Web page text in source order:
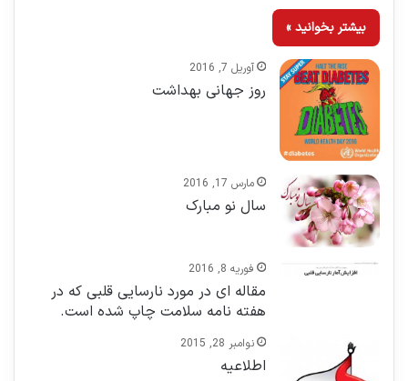
بیشتر بخوانید »
آوریل 7, 2016
روز جهانی بهداشت
مارس 17, 2016
سال نو مبارک
فوریه 8, 2016
مقاله ای در مورد نارسایی قلبی که در
هفته نامه سلامت چاپ شده است.
نوامبر 28, 2015
اطلاعيه